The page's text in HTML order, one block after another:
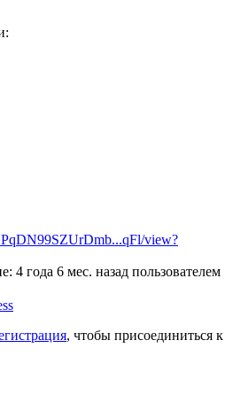
view?
4 года 6 мес. назад пользователем
, чтобы присоединиться к